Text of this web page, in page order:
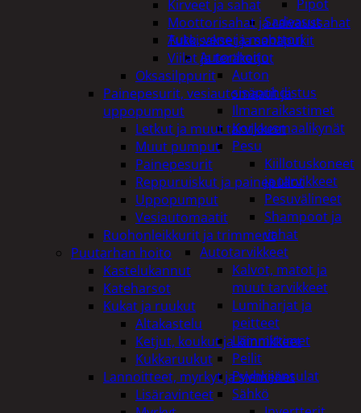
Pipot
Sadeasut
Auto, vene ja moottori
Autonhoito
Auton
sisäpuhdistus
Ilmanraikastimet
Korjausmaalikynät
Pesu
Kiillotuskoneet
ja tarvikkeet
Pesuvälineet
Shampoot ja
vahat
Autotarvikkeet
Kalvot, matot ja
muut tarvikkeet
Lumiharjat ja
peitteet
Lämmittimet
Peilit
Pyyhkijänsulat
Sähkö
Kirveet ja sahat
Moottorisahat ja raivaussahat
Tukkisakset ja sahapukit
Viilat ja teräketjut
Oksasilppurit
Painepesurit, vesiautomaatit ja
uppopumput
Letkut ja muut tarvikkeet
Muut pumput
Painepesurit
Reppuruiskut ja painepullot
Uppopumput
Vesiautomaatit
Ruohonleikkurit ja trimmerit
Puutarhan hoito
Kastelukannut
Kateharsot
Kukat ja ruukut
Altakastelu
Ketjut, koukut ja kiinnikkeet
Kukkaruukut
Lannoitteet, myrkyt ja siemenet
Lisäravinteet